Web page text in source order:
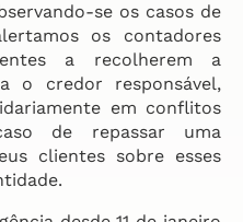
se os casos de
os contadores
a recolherem a
o credor responsável,
em conflitos
de repassar uma
clientes sobre esses